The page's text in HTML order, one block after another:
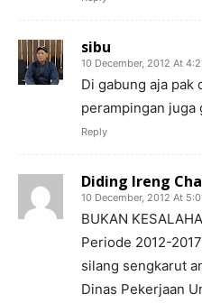
sibu
10 December, 2012 At
Di gabung aja pak
perampingan juga
Reply
Diding Ireng
10 December, 2012 At
BUKAN
Periode 2012-
silang sengkarut
Dinas Pekerjaan